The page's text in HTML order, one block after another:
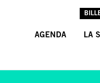
AGENDA LA